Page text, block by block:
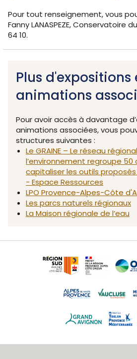
Pour tout renseignement, vous
Fanny LANASPEZE, Conservatoire
64 10.
Plus d'expositions
animations
Pour avoir accès à davantage
animations associées, vous
structures suivantes :
Le GRAINE – Le réseau
l’environnement regroupe
capitaliser les outils
- Espace Ressources
LPO Provence-Alpes-Côte
Les parcs naturels régionaux
La Maison régionale de l’eau